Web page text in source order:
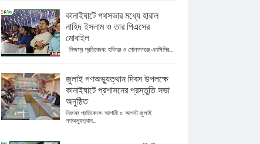
কানাইঘাটে পথসভার মধ্যে হারাল
নাহিদ ইসলাম ও তার পিএসের
মোবাইল
নিজস্ব প্রতিবেদক: হবিগঞ্জ ও গোলাপগঞ্জে এনসিপির...
জুলাই গণঅভ্যুত্থান দিবস উপলক্ষে
কানাইঘাটে প্রশাসনের প্রস্তুতি সভা
অনুষ্ঠিত
নিজস্ব প্রতিবেদক: আগামী ৫ আগস্ট জুলাই
গণঅভ্যুত্থান...